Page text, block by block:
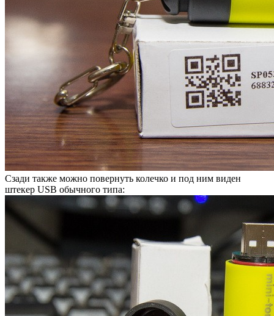
Сзади также можно повернуть колечко и под ним виден
штекер USB обычного типа: